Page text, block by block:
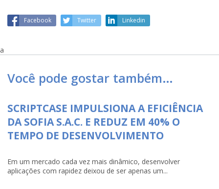
Facebook Twitter Linkedin
a
Você pode gostar também…
SCRIPTCASE IMPULSIONA A EFICIÊNCIA
DA SOFIA S.A.C. E REDUZ EM 40% O
TEMPO DE DESENVOLVIMENTO
Em um mercado cada vez mais dinâmico, desenvolver
aplicações com rapidez deixou de ser apenas um...